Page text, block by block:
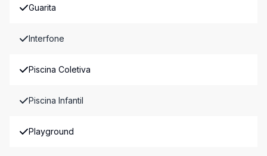
Guarita
Interfone
Piscina Coletiva
Piscina Infantil
Playground